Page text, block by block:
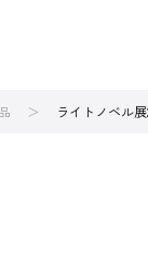
ライトノベル